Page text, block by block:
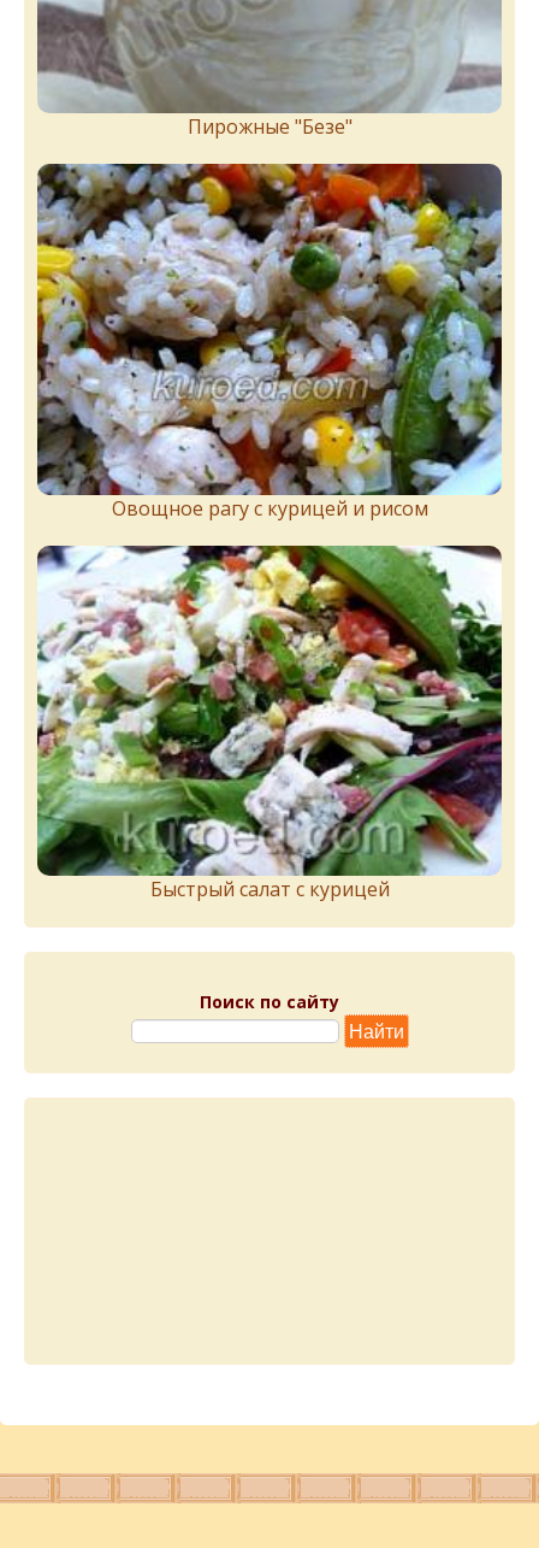
Пирожныe "Бeзe"
Овощное рагу с курицей и рисом
Быстрый салат с курицей
Поиск по сайту